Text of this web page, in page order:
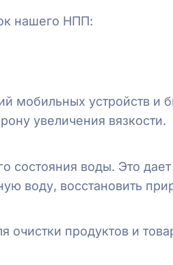
нашего НПП:
мобильных устройств и
увеличения вязкости.
состояния воды. Это дает
воду, восстановить
очистки продуктов и